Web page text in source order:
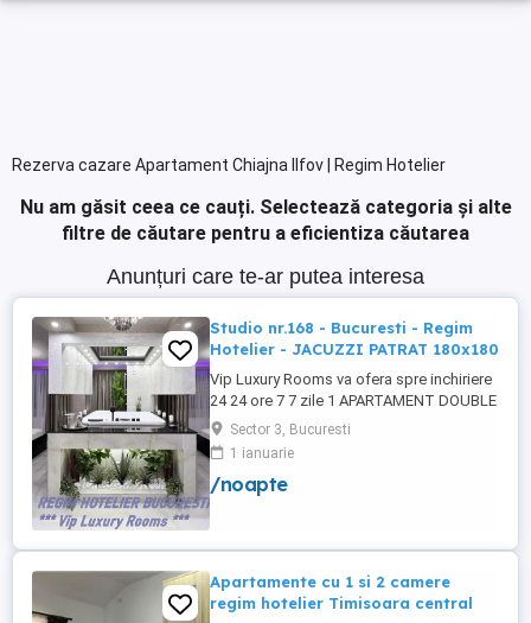
Rezerva cazare Apartament Chiajna Ilfov | Regim Hotelier
Nu am găsit ceea ce cauți. Selectează categoria și alte
filtre de căutare pentru a eficientiza căutarea
Anunțuri care te-ar putea interesa
Studio nr.168 - Bucuresti - Regim
Hotelier - JACUZZI PATRAT 180x180
Vip Luxury Rooms va ofera spre inchiriere
24 24 ore 7 7 zile 1 APARTAMENT DOUBLE
ROOMS de 5 stele Luxoasa cu un desing
unic si deosebit in Sector 3 Bucuresti .
APARTAMENTUL se alfa in Complex
Rezidential Nou . Acces Bariera
Sector 3, Bucuresti
1 ianuarie
/noapte
Apartamente cu 1 si 2 camere
regim hotelier Timisoara central